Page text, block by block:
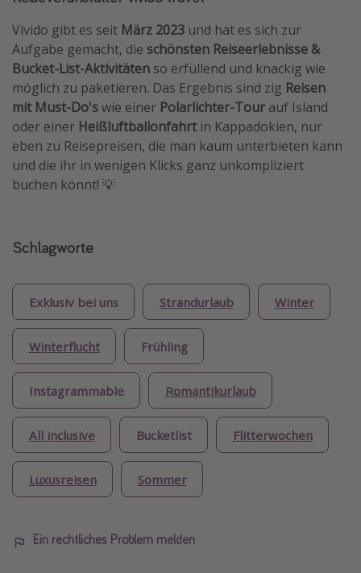
Vivido gibt es seit März 2023 und hat es sich zur
Aufgabe gemacht, die schönsten Reiseerlebnisse &
Bucket-List-Aktivitäten so erfüllend und knackig wie
möglich zu paketieren. Das Ergebnis sind zig Reisen
mit Must-Do'swie einer Polarlichter-Tour auf Island
oder einer Heißluftballonfahrtin Kappadokien, nur
eben zu Reisepreisen, die man kaum unterbieten kann
und die ihr in wenigen Klicks ganz unkompliziert
buchen könnt! 💡
Schlagworte
Exklusiv bei uns Strandurlaub Winter
Winterflucht Frühling
Instagrammable Romantikurlaub
All inclusive Bucketlist Flitterwochen
Luxusreisen Sommer
Ein rechtliches Problem melden